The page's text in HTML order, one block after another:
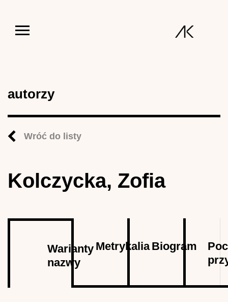
autorzy
Wróć do listy
Kolczycka, Zofia
Warianty
nazwy
karta)
MetrykaliaBiogram